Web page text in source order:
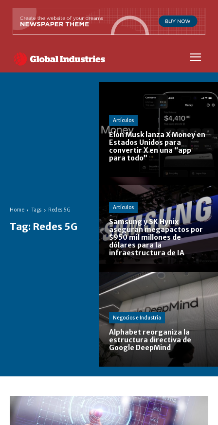
Home Tags Redes 5G
Tag: Redes 5G
Artículos
Elon Musk lanza X Money en
Estados Unidos para
convertir X en una “app
para todo”
Artículos
Samsung y SK Hynix
aseguran megapactos por
$950 mil millones de
dólares para la
infraestructura de IA
Negocios e Industria
Alphabet reorganiza la
estructura directiva de
Google DeepMind